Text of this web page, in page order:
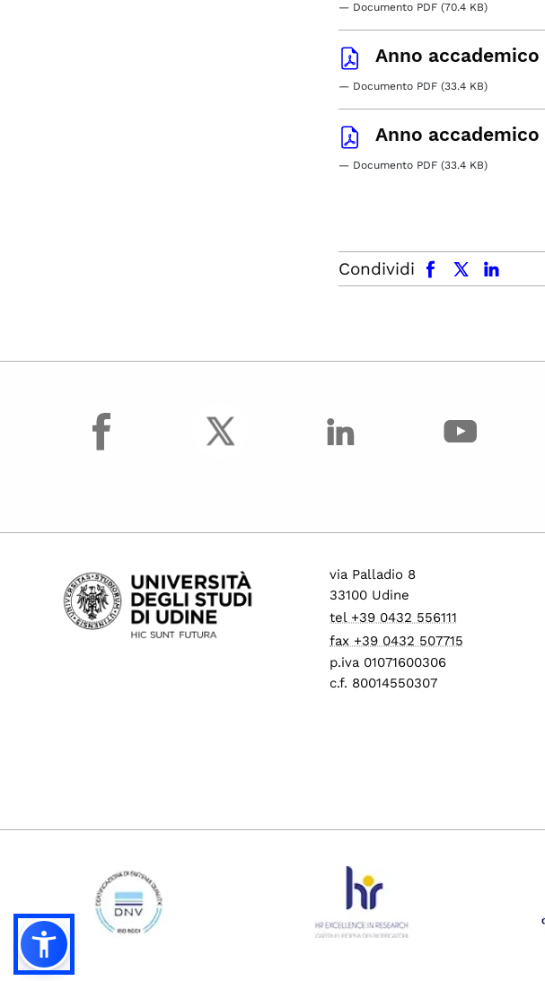
— Documento PDF (70.4 KB)
Anno accademico
— Documento PDF (33.4 KB)
Anno accademico
— Documento PDF (33.4 KB)
Condividi
facebook x.com linkedin
facebook
via Palladio 8
33100 Udine
tel +39 0432 556111
fax +39 0432 507715
p.iva 01071600306
c.f. 80014550307